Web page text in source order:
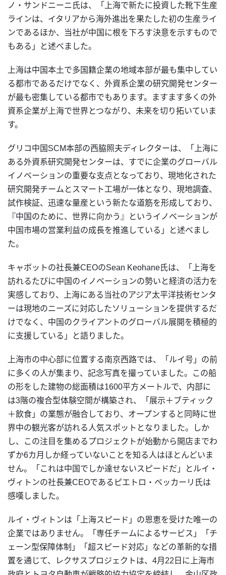
ノ・サンドニーニ氏は、「上海で新たに投資した靴下生産
ラインは、イタリアから海外進出を果たした初の生産ライ
ンであるほか、当社が中国に根を下ろす決意を示すもので
もある」と述べました。
上海は中国本土で多国籍企業の地域本部が最も集中してい
る都市であるだけでなく、外資系企業の研究開発センター
が最も密集している都市でもあります。ますます多くの外
資系企業が上海で世界とつながり、未来を切り拓いていま
す。
グリコ中国SCM本部の西脇照夫ディレクターは、「上海に
ある外資系研究開発センターは、すでに企業のグローバル
イノベーションの重要な支点となっており、現地化された
研究開発チームとスマート工場が一体となり、現地調査、
試作検証、迅速な量産という新たな道筋を形成しており、
『中国のために、世界に向かう』というイノベーションが
中国市場の営業利益の成長を推進している」と述べまし
た。
キャボットの社長兼CEOのSean Keohane氏は、「上海を
訪れるたびに中国のイノベーションの勢いと経済の活力を
実感しており、上海にある当社のアジア太平洋技術センタ
ーは現地のニーズに対応したソリューションを提供するだ
けでなく、中国のクライアントのグローバル展開を積極的
に支援している」と語りました。
上海市の中心部に位置する南京西路では、「ルイ号」の前
に多くの人が集まり、記念写真を撮っていました。この船
の形をした建物の総面積は1600平方メートルで、内部に
は3階の複合型体験空間が構築され、「展示＋ブティック
＋飲食」の業態が融合しており、オープンすると同時に世
界中の観光客が訪れる人気スポットとなりました。しか
し、この注目を集めるプロジェクトが始動から開店までわ
ずか6カ月しか経っていないことを知る人はほとんどいま
せん。「これは中国でしか達せないスピードだ」とルイ・
ヴィトンの社長兼CEOであるピエトロ・ベッカーリ氏は
感嘆しました。
ルイ・ヴィトンは「上海スピード」の恩恵を受けた唯一の
企業ではありません。「専任チームによるサービス」「チ
ェーン型保障体制」「超スピード対応」などの革新的な措
置を通じて、レクサスプロジェクトは、4月22日に上海市